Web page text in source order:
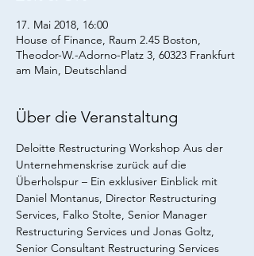
17. Mai 2018, 16:00
House of Finance, Raum 2.45 Boston,
Theodor-W.-Adorno-Platz 3, 60323 Frankfurt
am Main, Deutschland
Über die Veranstaltung
Deloitte Restructuring Workshop Aus der
Unternehmenskrise zurück auf die
Überholspur – Ein exklusiver Einblick mit
Daniel Montanus, Director Restructuring
Services, Falko Stolte, Senior Manager
Restructuring Services und Jonas Goltz,
Senior Consultant Restructuring Services